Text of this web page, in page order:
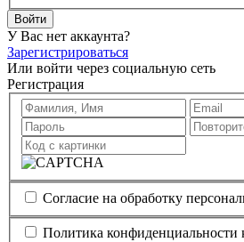
Войти
У Вас нет аккаунта?
Зарегистрироваться
Или войти через социальную сеть
Регистрация
Согласие на обработку
Политика конфиденциальности